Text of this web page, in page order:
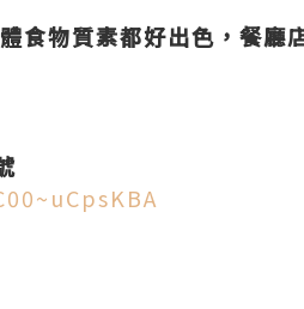
食物質素都好出色，餐廳